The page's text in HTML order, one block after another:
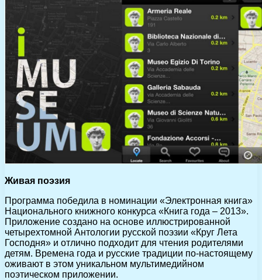
Живая поэзия
Программа победила в номинации «Электронная книга»
Национального книжного конкурса «Книга года – 2013».
Приложение создано на основе иллюстрированной
четырехтомной Антологии русской поэзии «Круг Лета
Господня» и отлично подходит для чтения родителями
детям. Времена года и русские традиции по-настоящему
оживают в этом уникальном мультимедийном
поэтическом приложении.